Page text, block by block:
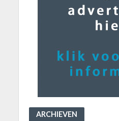
ARCHIEVEN